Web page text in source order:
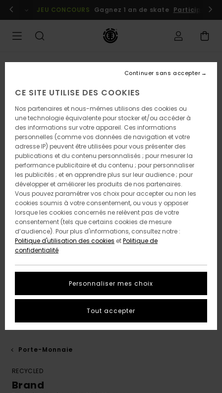
l'information
Se connecter / s'inscrire
JEU CONCOURS Gagnez 1 an de skate Participez
Porte-Monnaie
RECYCLED
Brand
CE SITE UTILISE DES COOKIES
Nos partenaires et nous-mêmes utilisons des cookies ou
une technologie équivalente pour stocker et/ou accéder à
des informations sur votre appareil. Ces informations
personnelles (comme vos données de navigation et votre
adresse IP) peuvent être utilisées pour vous présenter des
publications et du contenu personnalisés ; pour mesurer la
performance publicitaire et du contenu ; pour personnaliser
les publicités ; et en apprendre plus sur leur audience ; pour
développer et améliorer les produits de nos partenaires.
Vous pouvez paramétrer vos choix pour accepter ou non les
cookies soumis à votre consentement, ou vous y opposer
lorsque les cookies concernés ne relèvent pas de votre
consentement (tels que certains cookies de mesure
d’audience). Pour plus d'informations, consultez notre :
Politique d'utilisation des cookies etPolitique de
confidentialité
Personnaliser mes choix
Continuer sans accepter
Tout accepter